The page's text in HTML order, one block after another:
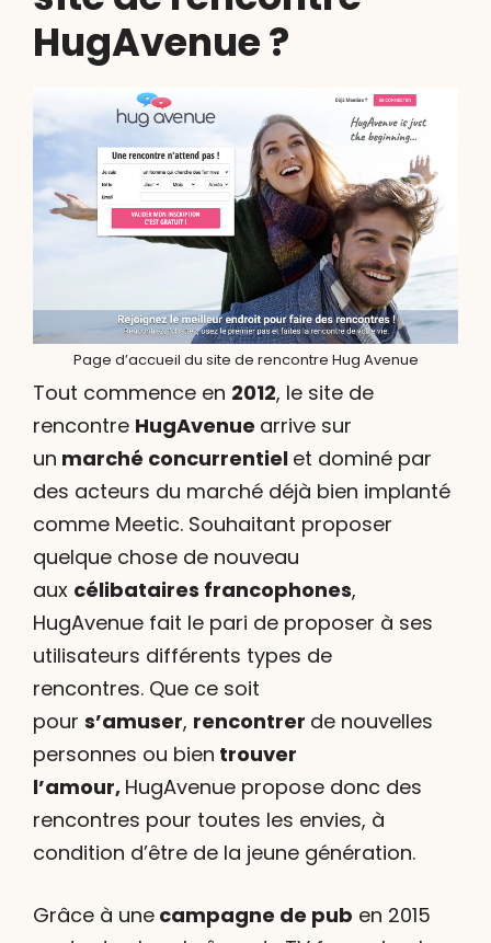
HugAvenue ?
Page d’accueil du site de rencontre Hug Avenue
Tout commence en 2012, le site de
rencontre HugAvenue arrive sur
un marché concurrentiel et dominé par
des acteurs du marché déjà bien implanté
comme Meetic. Souhaitant proposer
quelque chose de nouveau
aux célibataires francophones,
HugAvenue fait le pari de proposer à ses
utilisateurs différents types de
rencontres. Que ce soit
pour s’amuser, rencontrer de nouvelles
personnes ou bien trouver
l’amour, HugAvenue propose donc des
rencontres pour toutes les envies, à
condition d’être de la jeune génération.
Grâce à une campagne de pub en 2015